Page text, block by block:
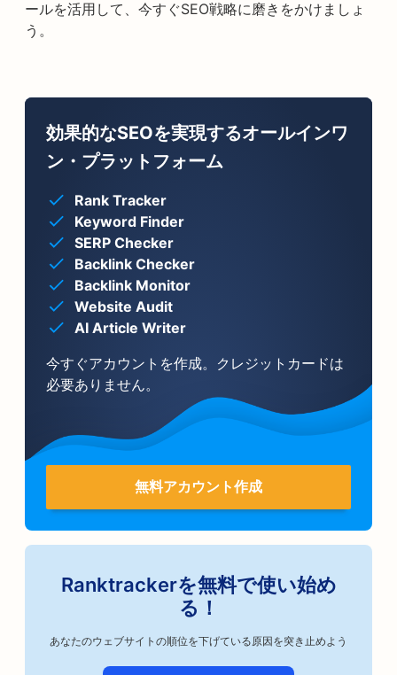
ールを活用して、今すぐSEO戦略に磨きをかけましょ
う。
効果的なSEOを実現するオールインワ
ン・プラットフォーム
Rank Tracker
Keyword Finder
SERP Checker
Backlink Checker
Backlink Monitor
Website Audit
AI Article Writer
今すぐアカウントを作成。クレジットカードは
必要ありません。
無料アカウント作成
Ranktrackerを無料で使い始め
る！
あなたのウェブサイトの順位を下げている原因を突き止めよう